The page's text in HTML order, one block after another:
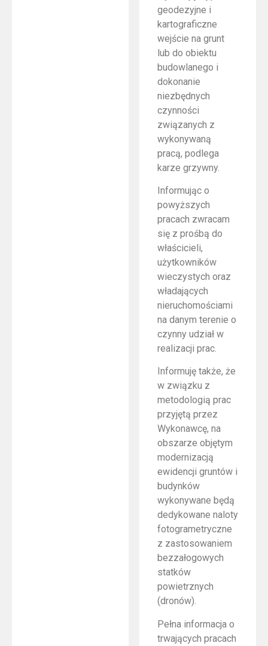
geodezyjne i
kartograficzne
wejście na grunt
lub do obiektu
budowlanego i
dokonanie
niezbędnych
czynności
związanych z
wykonywaną
pracą, podlega
karze grzywny.
Informując o
powyższych
pracach zwracam
się z prośbą do
właścicieli,
użytkowników
wieczystych oraz
władających
nieruchomościami
na danym terenie o
czynny udział w
realizacji prac.
Informuję także, że
w związku z
metodologią prac
przyjętą przez
Wykonawcę, na
obszarze objętym
modernizacją
ewidencji gruntów i
budynków
wykonywane będą
dedykowane naloty
fotogrametryczne
z zastosowaniem
bezzałogowych
statków
powietrznych
(dronów).
Pełna informacja o
trwających pracach